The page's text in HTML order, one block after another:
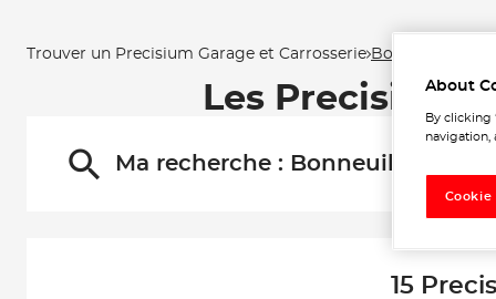
Trouver un Precisium Garage et Carrosserie Bonneuil-sur-
Les Precisium
Ma recherche : Bonneuil-sur-
15
About
By clicking
navigation,